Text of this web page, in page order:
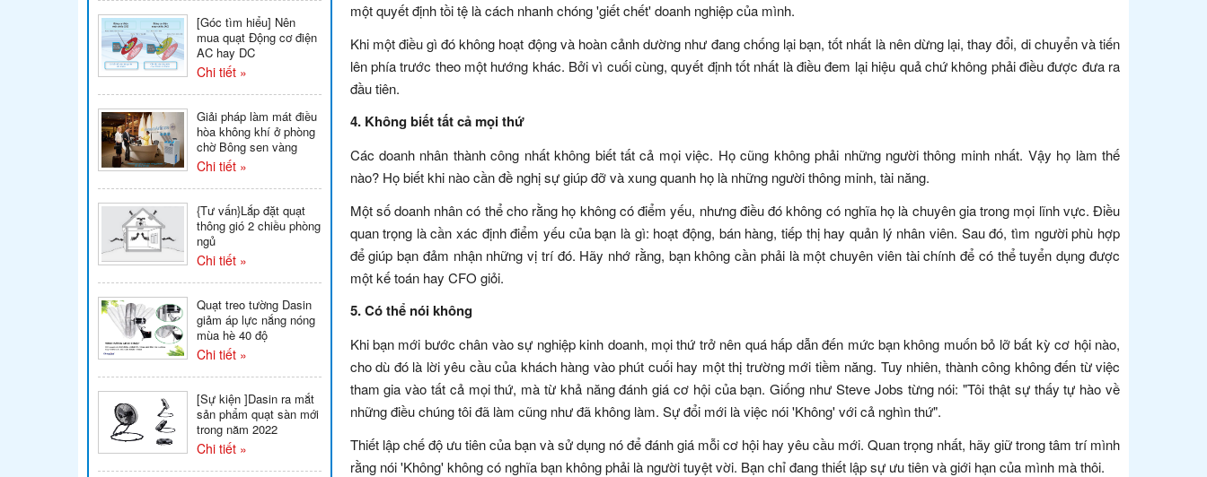
[Góc tìm hiểu] Nên
mua quạt Động cơ điện
AC hay DC
Chi tiết »
Giải pháp làm mát điều
hòa không khí ở phòng
chờ Bông sen vàng
Chi tiết »
{Tư vấn}Lắp đặt quạt
thông gió 2 chiều phòng
ngủ
Chi tiết »
Quạt treo tường Dasin
giảm áp lực nắng nóng
mùa hè 40 độ
Chi tiết »
[Sự kiện ]Dasin ra mắt
sản phẩm quạt sàn mới
trong năm 2022
Chi tiết »
một quyết định tồi tệ là cách nhanh chóng 'giết chết' doanh nghiệp của mình.
Khi một điều gì đó không hoạt động và hoàn cảnh dường như đang chống lại bạn, tốt nhất là nên dừng lại, thay đổi, di chuyển và tiến
lên phía trước theo một hướng khác. Bởi vì cuối cùng, quyết định tốt nhất là điều đem lại hiệu quả chứ không phải điều được đưa ra
đầu tiên.
4. Không biết tất cả mọi thứ
Các doanh nhân thành công nhất không biết tất cả mọi việc. Họ cũng không phải những người thông minh nhất. Vậy họ làm thế
nào? Họ biết khi nào cần đề nghị sự giúp đỡ và xung quanh họ là những người thông minh, tài năng.
Một số doanh nhân có thể cho rằng họ không có điểm yếu, nhưng điều đó không có nghĩa họ là chuyên gia trong mọi lĩnh vực. Điều
quan trọng là cần xác định điểm yếu của bạn là gì: hoạt động, bán hàng, tiếp thị hay quản lý nhân viên. Sau đó, tìm người phù hợp
để giúp bạn đảm nhận những vị trí đó. Hãy nhớ rằng, bạn không cần phải là một chuyên viên tài chính để có thể tuyển dụng được
một kế toán hay CFO giỏi.
5. Có thể nói không
Khi bạn mới bước chân vào sự nghiệp kinh doanh, mọi thứ trở nên quá hấp dẫn đến mức bạn không muốn bỏ lỡ bất kỳ cơ hội nào,
cho dù đó là lời yêu cầu của khách hàng vào phút cuối hay một thị trường mới tiềm năng. Tuy nhiên, thành công không đến từ việc
tham gia vào tất cả mọi thứ, mà từ khả năng đánh giá cơ hội của bạn. Giống như Steve Jobs từng nói: "Tôi thật sự thấy tự hào về
những điều chúng tôi đã làm cũng như đã không làm. Sự đổi mới là việc nói 'Không' với cả nghìn thứ".
Thiết lập chế độ ưu tiên của bạn và sử dụng nó để đánh giá mỗi cơ hội hay yêu cầu mới. Quan trọng nhất, hãy giữ trong tâm trí mình
rằng nói 'Không' không có nghĩa bạn không phải là người tuyệt vời. Bạn chỉ đang thiết lập sự ưu tiên và giới hạn của mình mà thôi.